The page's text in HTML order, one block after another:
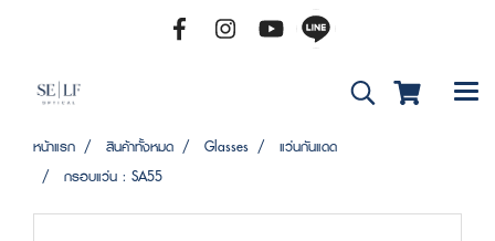
หน้าแรก สินค้าทั้งหมด Glasses
แว่นกันแดด
กรอบแว่น : SA55